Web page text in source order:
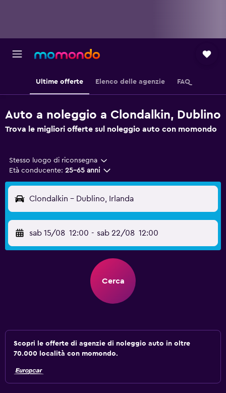
Ultime offerte Elenco delle agenzie FAQ
Auto a noleggio a Clondalkin, Dublino
Trova le migliori offerte sul noleggio auto con momondo
Stesso luogo di riconsegna
Età conducente: 25-65 anni
Clondalkin - Dublino, Irlanda
sab 15/08 12:00 - sab 22/08 12:00
Cerca
Scopri le offerte di agenzie di noleggio auto in oltre
70.000 località con momondo.